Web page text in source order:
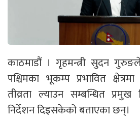
काठमाडौं । गृहमन्त्री सुदन
पश्चिमका भूकम्प प्रभावित क्षेत्रमा
तीव्रता ल्याउन सम्बन्धित प्रमुख
निर्देशन दिइसकेको बताएका छन्।